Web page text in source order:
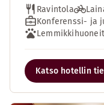
Ravintola
Konferenssi- ja
Katso hotellin